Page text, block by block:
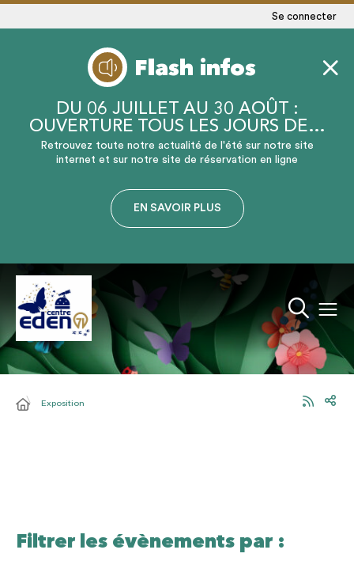
Se connecter
Flash infos
DU 06 JUILLET AU 30 AOÛT :
OUVERTURE TOUS LES JOURS DE…
Retrouvez toute notre actualité de l'été sur notre site
internet et sur notre site de réservation en ligne
EN SAVOIR PLUS
Exposition
Filtrer les évènements par :